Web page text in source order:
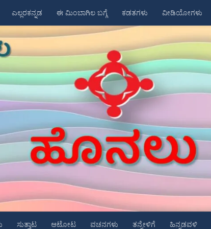
ಎಲ್ಲರಕನ್ನಡ ಈ ಮಿಂಬಾಗಿಲ ಬಗ್ಗೆ ಕಡತಗಳು ವೀಡಿಯೋಗಳು
ಸುತ್ತಾಟ ಆಟೋಟ ವಚನಗಳು ತನ್ನೇಳಿಗೆ ಹಿನ್ನಡವಳಿ